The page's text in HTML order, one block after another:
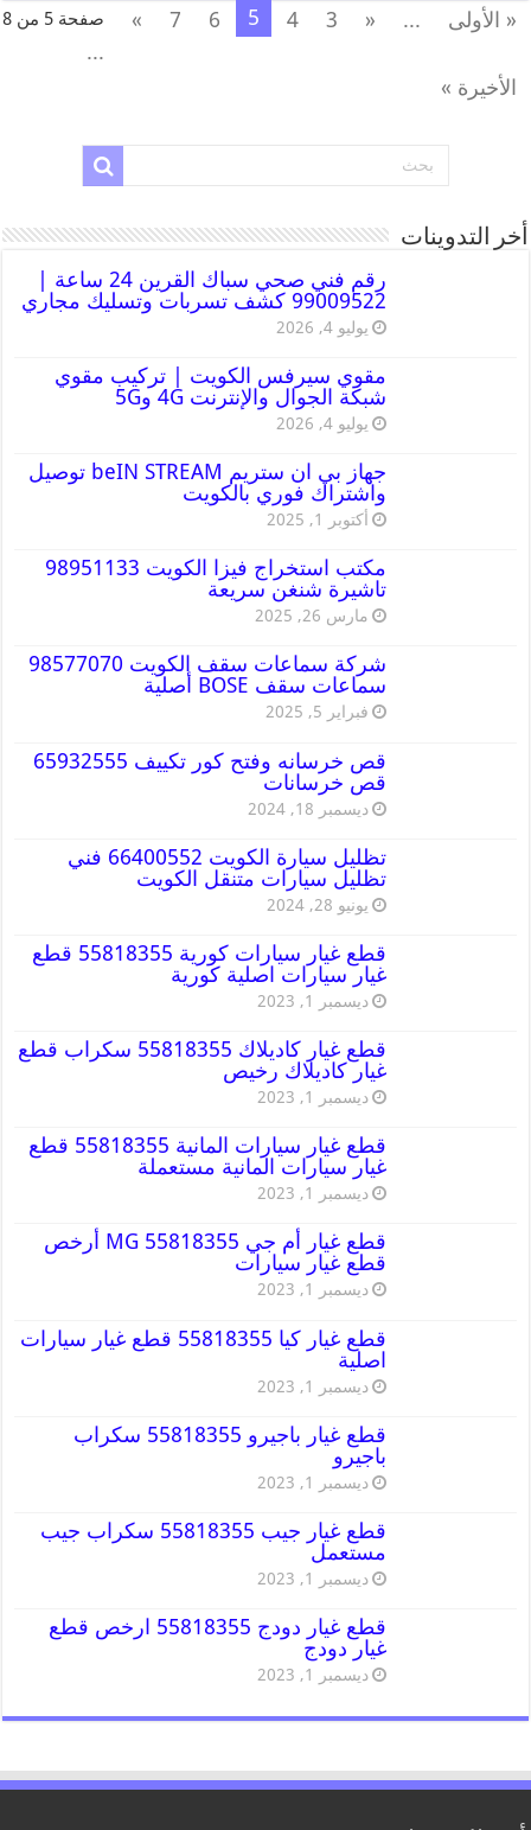
صفحة 5 من 8 « الأولى ...
«
3
4
5
6
7
»
...
الأخيرة »
أخر التدوينات
رقم فني صحي سباك القرين 24 ساعة |
99009522 كشف تسربات وتسليك مجاري
يوليو 4, 2026
مقوي سيرفس الكويت | تركيب مقوي
شبكة الجوال والإنترنت 4G و5G
يوليو 4, 2026
جهاز بي ان ستريم beIN STREAM توصيل
واشتراك فوري بالكويت
أكتوبر 1, 2025
مكتب استخراج فيزا الكويت 98951133
تاشيرة شنغن سريعة
مارس 26, 2025
شركة سماعات سقف الكويت 98577070
سماعات سقف BOSE أصلية
فبراير 5, 2025
قص خرسانه وفتح كور تكييف 65932555
قص خرسانات
ديسمبر 18, 2024
تظليل سيارة الكويت 66400552 فني
تظليل سيارات متنقل الكويت
يونيو 28, 2024
قطع غيار سيارات كورية 55818355 قطع
غيار سيارات اصلية كورية
ديسمبر 1, 2023
قطع غيار كاديلاك 55818355 سكراب قطع
غيار كاديلاك رخيص
ديسمبر 1, 2023
قطع غيار سيارات المانية 55818355 قطع
غيار سيارات المانية مستعملة
ديسمبر 1, 2023
قطع غيار أم جي MG 55818355 أرخص
قطع غيار سيارات
ديسمبر 1, 2023
قطع غيار كيا 55818355 قطع غيار سيارات
اصلية
ديسمبر 1, 2023
قطع غيار باجيرو 55818355 سكراب
باجيرو
ديسمبر 1, 2023
قطع غيار جيب 55818355 سكراب جيب
مستعمل
ديسمبر 1, 2023
قطع غيار دودج 55818355 ارخص قطع
غيار دودج
ديسمبر 1, 2023